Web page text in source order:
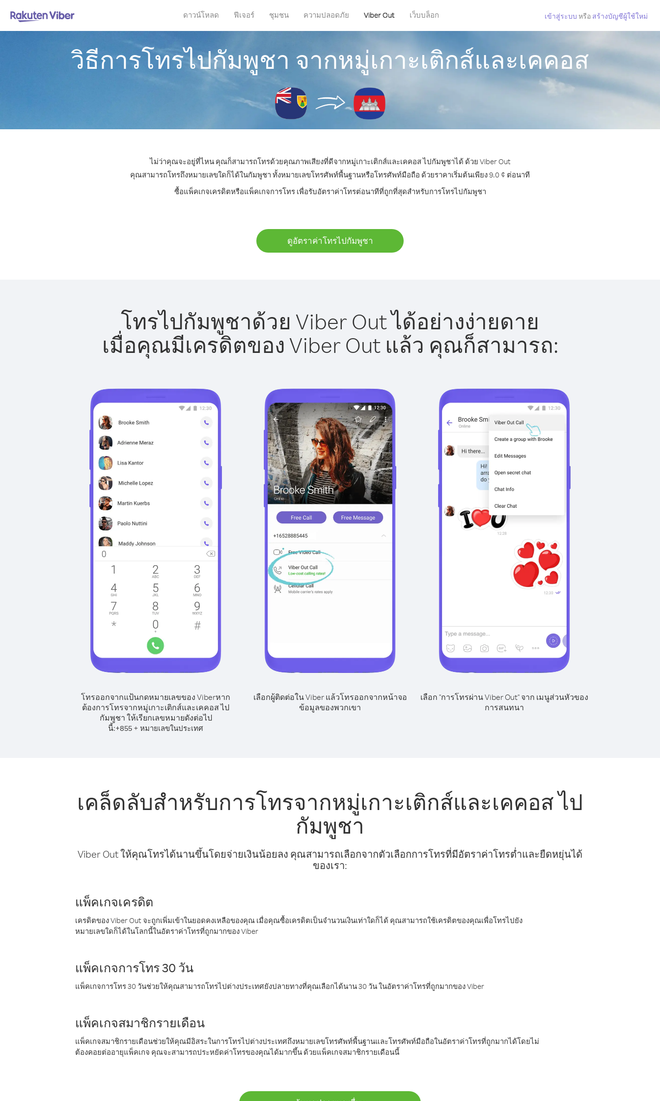
ดาวน์โหลด ฟีเจอร์ ชุมชน ความปลอดภัย Viber Out เว็บบล็อก เข้าสู่ระบบ หรือ สร้างบัญชีผู้ใช้ใหม่
วิธีการโทรไปกัมพูชา จากหมู่เกาะเติกส์และเคคอส
ไม่ว่าคุณจะอยู่ที่ไหน คุณก็สามารถโทรด้วยคุณภาพเสียงที่ดีจากหมู่เกาะเติกส์และเคคอส ไปกัมพูชาได้ ด้วย Viber Out
คุณสามารถโทรถึงหมายเลขใดก็ได้ในกัมพูชา ทั้งหมายเลขโทรศัพท์พื้นฐานหรือโทรศัพท์มือถือ ด้วยราคาเริ่มต้นเพียง 9.0 ¢ ต่อนาที
ซื้อแพ็คเกจเครดิตหรือแพ็คเกจการโทร เพื่อรับอัตราค่าโทรต่อนาทีที่ถูกที่สุดสำหรับการโทรไปกัมพูชา
ดูอัตราค่าโทรไปกัมพูชา
โทรไปกัมพูชาด้วย Viber Out ได้อย่างง่ายดาย
เมื่อคุณมีเครดิตของ Viber Out แล้ว คุณก็สามารถ:
โทรออกจากแป้นกดหมายเลขของ Viberหาก
ต้องการโทรจากหมู่เกาะเติกส์และเคคอส ไป
กัมพูชา ให้เรียกเลขหมายดังต่อไป
นี้:+855 + หมายเลขในประเทศ
เลือกผู้ติดต่อใน Viber แล้วโทรออกจากหน้าจอ
ข้อมูลของพวกเขา
เลือก "การโทรผ่าน Viber Out" จาก เมนูส่วนหัวของ
การสนทนา
เคล็ดลับสำหรับการโทรจากหมู่เกาะเติกส์และเคคอส ไป
กัมพูชา
Viber Out ให้คุณโทรได้นานขึ้นโดยจ่ายเงินน้อยลง คุณสามารถเลือกจากตัวเลือกการโทรที่มีอัตราค่าโทรต่ำและยืดหยุ่นได้
ของเรา:
แพ็คเกจเครดิต
เครดิตของ Viber Out จะถูกเพิ่มเข้าในยอดคงเหลือของคุณ เมื่อคุณซื้อเครดิตเป็นจำนวนเงินเท่าใดก็ได้ คุณสามารถใช้เครดิตของคุณเพื่อโทรไปยัง
หมายเลขใดก็ได้ในโลกนี้ในอัตราค่าโทรที่ถูกมากของ Viber
แพ็คเกจการโทร 30 วัน
แพ็คเกจการโทร 30 วันช่วยให้คุณสามารถโทรไปต่างประเทศยังปลายทางที่คุณเลือกได้นาน 30 วัน ในอัตราค่าโทรที่ถูกมากของ Viber
แพ็คเกจสมาชิกรายเดือน
แพ็คเกจสมาชิกรายเดือนช่วยให้คุณมีอิสระในการโทรไปต่างประเทศถึงหมายเลขโทรศัพท์พื้นฐานและโทรศัพท์มือถือในอัตราค่าโทรที่ถูกมากได้โดยไม่
ต้องคอยต่ออายุแพ็คเกจ คุณจะสามารถประหยัดค่าโทรของคุณได้มากขึ้น ด้วยแพ็คเกจสมาชิกรายเดือนนี้